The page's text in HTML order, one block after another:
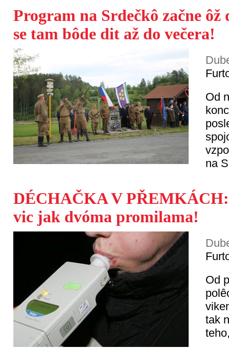
Program na Srdečkô začne ôž
se tam bôde dit až do večera!
Od
na
DÉCHAČKA V PŘEMKÁCH:
vic jak dvóma promilama!
Od
tak